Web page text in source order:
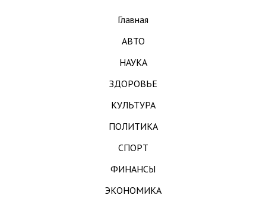
Главная
АВТО
НАУКА
ЗДОРОВЬЕ
КУЛЬТУРА
ПОЛИТИКА
СПОРТ
ФИНАНСЫ
ЭКОНОМИКА